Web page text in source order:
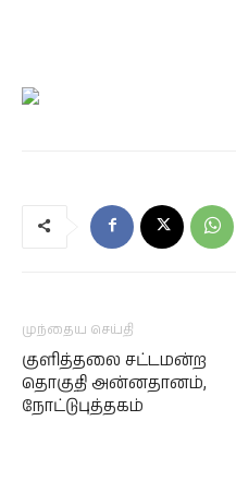
முந்தைய செய்தி
குளித்தலை சட்டமன்ற
தொகுதி அன்னதானம்,
நோட்டுபுத்தகம்